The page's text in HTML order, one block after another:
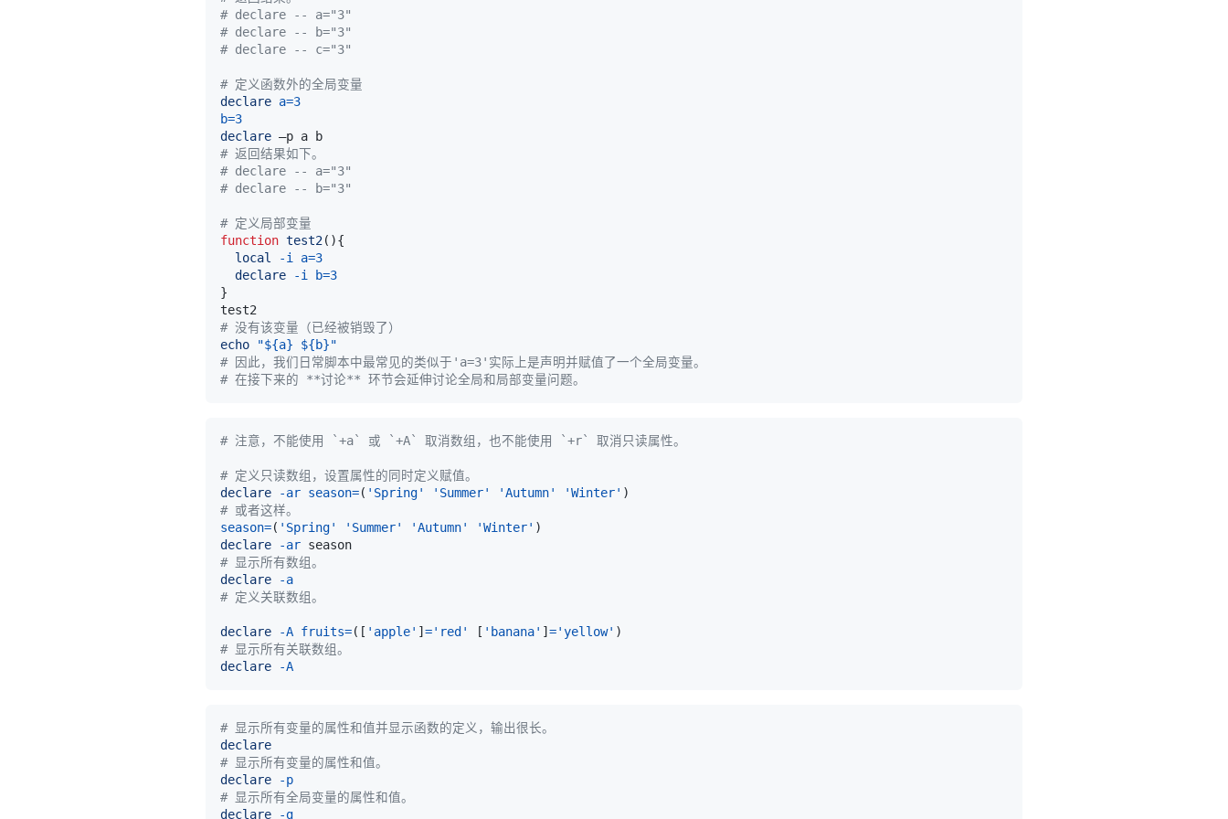
# declare -- a="3"
# declare -- b="3"
# declare -- c="3"
# 定义函数外的全局变量
declare a=3
b=3
declare
# 返回结果如下。
# declare -- a="3"
# declare -- b="3"
# 定义局部变量
function test2( ){
local
-i a=3
declare
-i b=3
}
# 没有该变量（已经被销毁了）
echo
"${a} ${b}"
# 因此，我们日常脚本中最常见的类似于'a=3'实际上是声明并赋值了一个全局变量。
# 在接下来的 **讨论** 环节会延伸讨论全局和局部变量问题。
# 注意，不能使用 `+a` 或 `+A` 取消数组，也不能使用 `+r` 取消只读属性。
# 定义只读数组，设置属性的同时定义赋值。
declare
-ar season=( 'Spring' 'Summer' 'Autumn' 'Winter' )
# 或者这样。
season=( 'Spring' 'Summer' 'Autumn' 'Winter' )
declare
-ar
# 显示所有数组。
declare
-a
# 定义关联数组。
declare -A fruits=( [ 'apple' ] ='red' [ 'banana' ] ='yellow' )
# 显示所有关联数组。
declare
-A
# 显示所有变量的属性和值并显示函数的定义，输出很长。
declare
# 显示所有变量的属性和值。
declare
-p
# 显示所有全局变量的属性和值。
declare
-g